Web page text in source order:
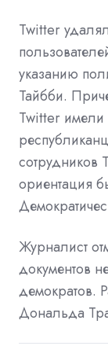
Twitter
указанию
Тайбби.
Twitter имели
сотрудников
ориентация
Журналист
документов
демократов.
Дональда